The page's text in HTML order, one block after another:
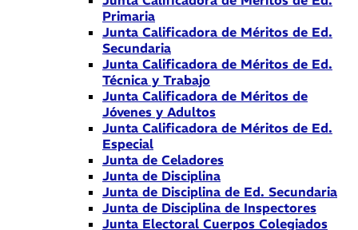
Primaria
Junta Calificadora de Méritos de Ed.
Secundaria
Junta Calificadora de Méritos de Ed.
Técnica y Trabajo
Junta Calificadora de Méritos de
Jóvenes y Adultos
Junta Calificadora de Méritos de Ed.
Especial
Junta de Celadores
Junta de Disciplina
Junta de Disciplina de Ed. Secundaria
Junta de Disciplina de Inspectores
Junta Electoral Cuerpos Colegiados